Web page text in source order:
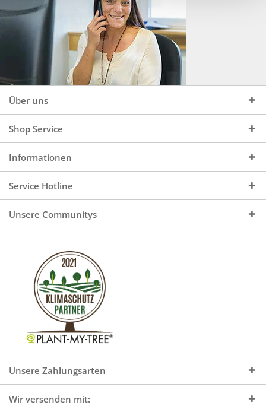
Über uns
Shop Service
Informationen
Service Hotline
Unsere Communitys
Unsere Zahlungsarten
Wir versenden mit: